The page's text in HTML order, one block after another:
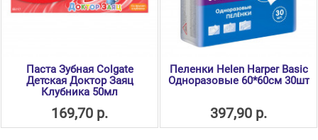
Паста Зубная Colgate
Детская Доктор Заяц
Клубника 50мл
169,70 р.
Пеленки Helen Harper Basic
Одноразовые 60*60см 30шт
397,90 р.